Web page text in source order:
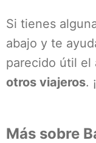
Si tienes
abajo y te
parecido útil el
otros viajeros.
Más sobre